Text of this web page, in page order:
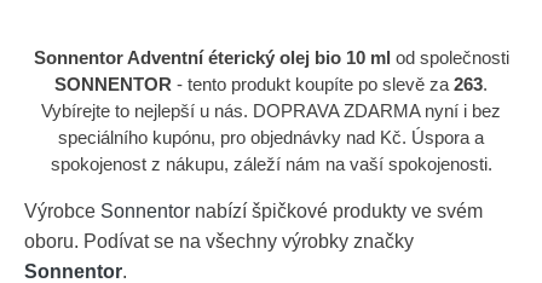
Sonnentor Adventní éterický olej bio 10 ml od společnosti
SONNENTOR - tento produkt koupíte po slevě za 263.
Vybírejte to nejlepší u nás. DOPRAVA ZDARMA nyní i bez
speciálního kupónu, pro objednávky nad Kč. Úspora a
spokojenost z nákupu, záleží nám na vaší spokojenosti.
Výrobce Sonnentor nabízí špičkové produkty ve svém
oboru. Podívat se na všechny výrobky značky
Sonnentor.